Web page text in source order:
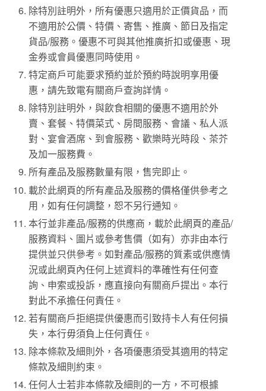
除特別註明外，所有優惠只適用於正價貨品，而
不適用於公價、特價、寄售、推廣、節日及指定
貨品/服務。優惠不可與其他推廣折扣或優惠、現
金券或會員優惠同時使用。
特定商戶可能要求預約並於預約時說明享用優
惠，請先致電有關商戶查詢詳情。
除特別註明外，與飲食相關的優惠不適用於外
賣、套餐、特價菜式、房間服務、會議、私人派
對、宴會酒席、到會服務、歡樂時光時段、茶芥
及加一服務費。
所有產品及服務數量有限，售完即止。
載於此網頁的所有產品及服務的價格僅供參考之
用，如有任何調整，恕不另行通知。
本行並非產品/服務的供應商，載於此網頁的產品/
服務資料、圖片或參考售價（如有）亦非由本行
提供並只供參考。如對產品/服務的質素或供應情
況或此網頁內任何上述資料的準確性有任何查
詢、申索或投訴，應直接向有關商戶提出。本行
對此不承擔任何責任。
若有關商戶拒絕提供優惠而引致持卡人有任何損
失，本行毋須負上任何責任。
除本條款及細則外，各項優惠須受其適用的特定
條款及細則約束。
任何人士若非本條款及細則的一方，不可根據